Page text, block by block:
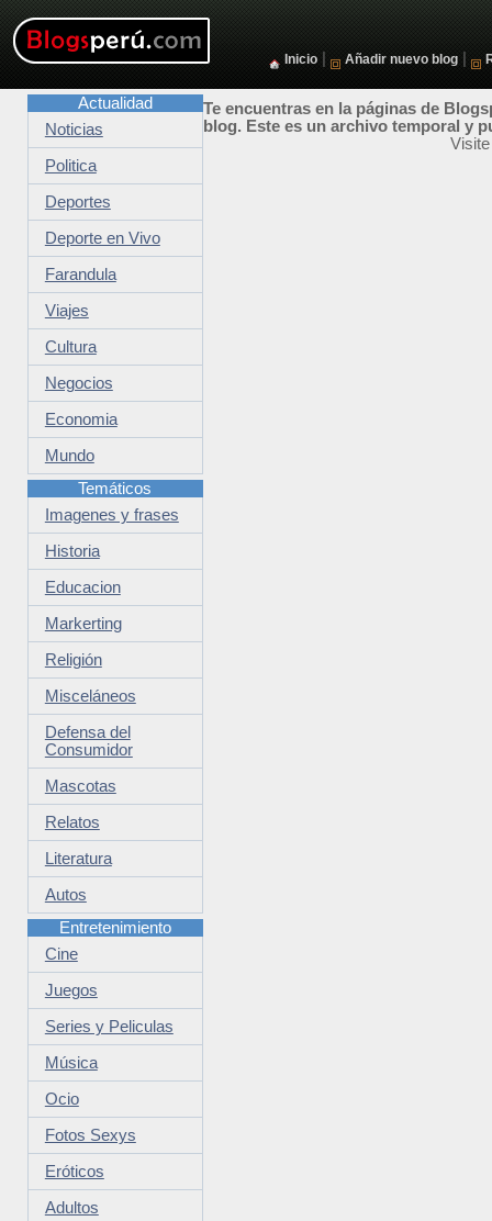
Inicio Añadir nuevo blog
Te encuentras en la páginas de
blog. Este es un archivo temporal y
Actualidad
Noticias
Politica
Deportes
Deporte en Vivo
Farandula
Viajes
Cultura
Negocios
Economia
Mundo
Temáticos
Imagenes y frases
Historia
Educacion
Markerting
Religión
Misceláneos
Defensa del
Consumidor
Mascotas
Relatos
Literatura
Autos
Entretenimiento
Cine
Juegos
Series y Peliculas
Música
Ocio
Fotos Sexys
Eróticos
Adultos